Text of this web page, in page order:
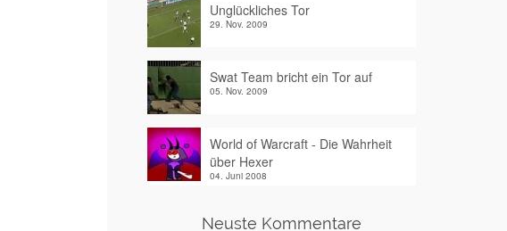
Unglückliches Tor
29. Nov. 2009
Swat Team bricht ein Tor auf
05. Nov. 2009
World of Warcraft - Die Wahrheit
über Hexer
04. Juni 2008
Neuste Kommentare